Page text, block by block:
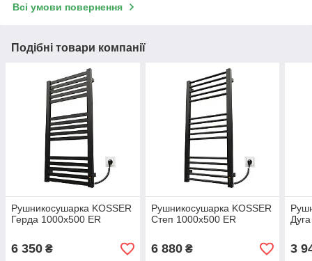
Всі умови повернення
Подібні товари компанії
Рушникосушарка KOSSER
Герда 1000х500 ER
6 350 ₴
Рушникосушарка KOSSER
Степ 1000х500 ER
6 880₴ 3